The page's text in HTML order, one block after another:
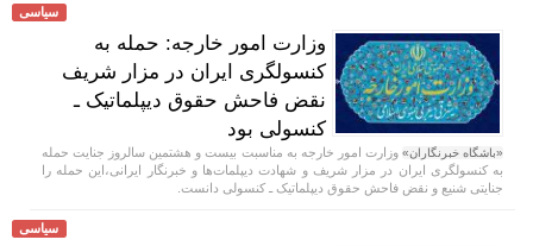
سیاسی
وزارت امور خارجه: حمله به
کنسولگری ایران در مزار شریف
نقض فاحش حقوق دیپلماتیک ـ
کنسولی بود
«باشگاه خبرنگاران» وزارت امور خارجه به مناسبت بیست و هشتمین سالروز جنایت حمله
به کنسولگری ایران در مزار شریف و شهادت دیپلمات‌ها و خبرنگار ایرانی،این حمله را
جنایتی شنیع و نقض فاحش حقوق دیپلماتیک ـ کنسولی دانست.
سیاسی